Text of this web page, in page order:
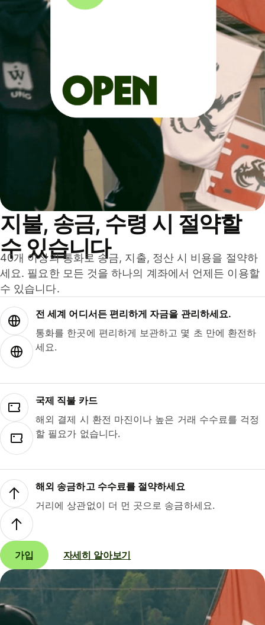
지불, 송금, 수령 시 절약할
수 있습니다
40개 이상의 통화로 송금, 지출, 정산 시 비용을 절약하
세요. 필요한 모든 것을 하나의 계좌에서 언제든 이용할
수 있습니다.
전 세계 어디서든 편리하게 자금을 관리하세요.
통화를 한곳에 편리하게 보관하고 몇 초 만에 환전하
세요.
국제 직불 카드
해외 결제 시 환전 마진이나 높은 거래 수수료를 걱정
할 필요가 없습니다.
해외 송금하고 수수료를 절약하세요
거리에 상관없이 더 먼 곳으로 송금하세요.
가입 자세히 알아보기